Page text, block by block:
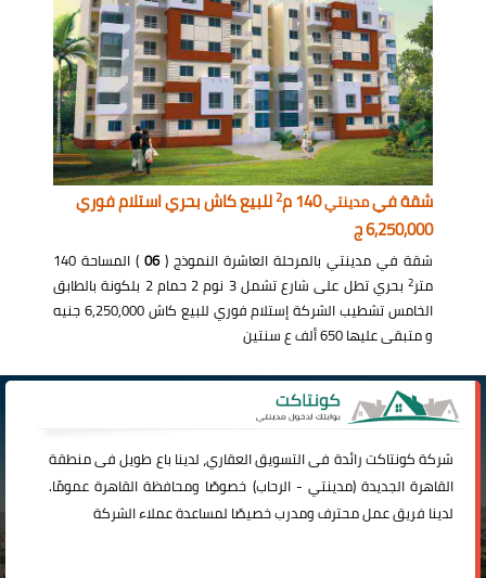
شقة فيمدينتي140 م 2للبيع كاش بحري استلام فوري
6,250,000 ج
شقة في مدينتي بالمرحلة العاشرة النموذج (06
) المساحة 140
متر2
بحري تطل على شارع تشمل 3 نوم 2 حمام 2 بلكونة بالطابق
الخامس تشطيب الشركة إستلام فوري للبيع كاش 6,250,000 جنيه
و متبقى عليها 650 ألف ع سنتين
شركةكونتاكترائدة فى التسويق العقاري، لدينا باع طويل فى منطقة
القاهرة الجديدة (مدينتي -الرحاب) خصوصًا ومحافظة القاهرة عمومًا.
لدينا فريق عمل محترف ومدرب خصيصًا لمساعدة عملاء الشركة